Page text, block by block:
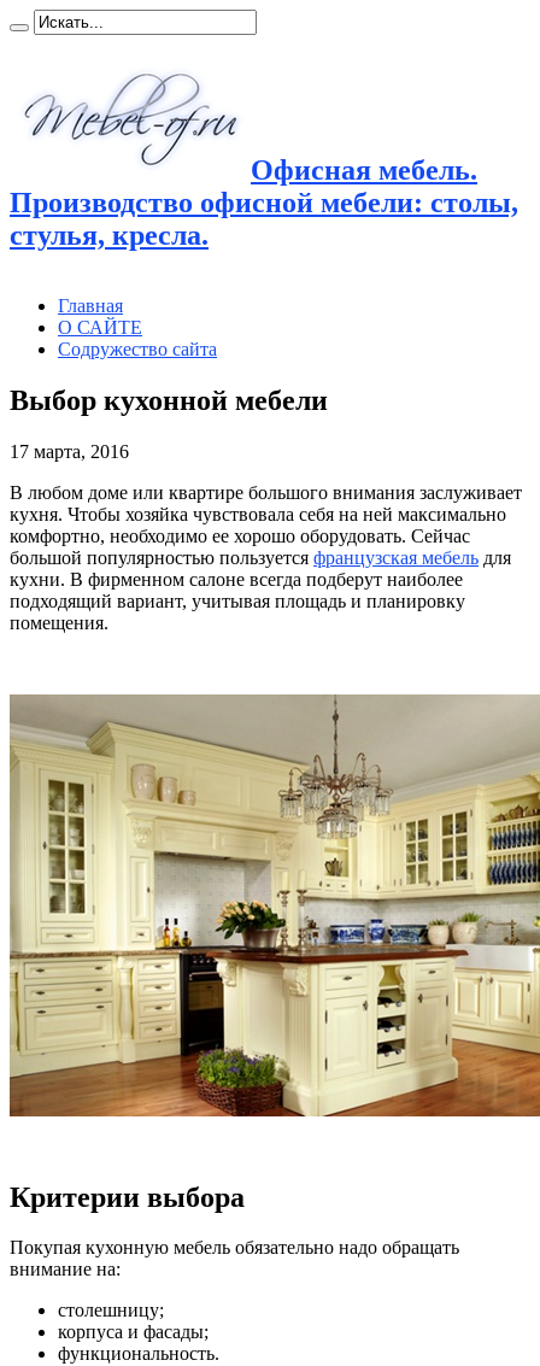
Офисная мебель.
Производство офисной мебели: столы,
стулья, кресла.
Главная
О САЙТЕ
Содружество сайта
Выбор кухонной мебели
17 марта, 2016
В любом доме или квартире большого внимания заслуживает
кухня. Чтобы хозяйка чувствовала себя на ней максимально
комфортно, необходимо ее хорошо оборудовать. Сейчас
большой популярностью пользуется французская мебель для
кухни. В фирменном салоне всегда подберут наиболее
подходящий вариант, учитывая площадь и планировку
помещения.
Критерии выбора
Покупая кухонную мебель обязательно надо обращать
внимание на:
столешницу;
корпуса и фасады;
функциональность.